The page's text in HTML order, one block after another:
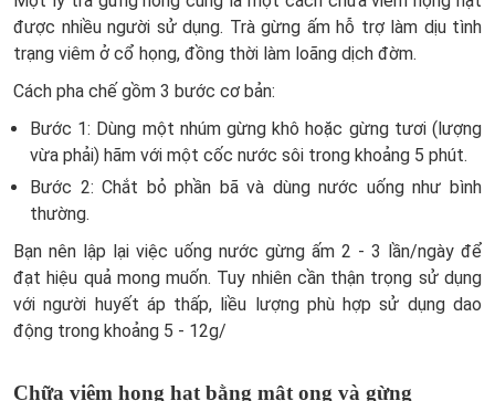
được nhiều người sử dụng. Trà gừng ấm hỗ trợ làm dịu tình
trạng viêm ở cổ họng, đồng thời làm loãng dịch đờm.
Cách pha chế gồm 3 bước cơ bản:
Bước 1: Dùng một nhúm gừng khô hoặc gừng tươi (lượng
vừa phải) hãm với một cốc nước sôi trong khoảng 5 phút.
Bước 2: Chắt bỏ phần bã và dùng nước uống như bình
thường.
Bạn nên lập lại việc uống nước gừng ấm 2 - 3 lần/ngày để
đạt hiệu quả mong muốn. Tuy nhiên cần thận trọng sử dụng
với người huyết áp thấp, liều lượng phù hợp sử dụng dao
động trong khoảng 5 - 12g/
Chữa viêm họng hạt bằng mật ong và gừng